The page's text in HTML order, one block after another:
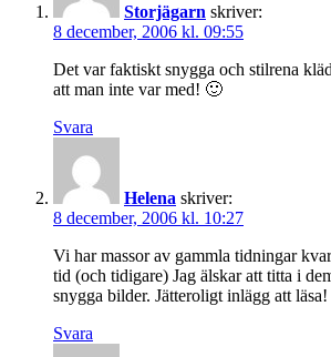
Storjägarn skriver:
8 december, 2006 kl. 09:55
Det var faktiskt snygga och stilrena
att man inte var med! 🙂
Svara
Helena skriver:
8 december, 2006 kl. 10:27
Vi har massor av gammla tidningar
tid (och tidigare) Jag älskar att titta i
snygga bilder. Jätteroligt inlägg att
Svara